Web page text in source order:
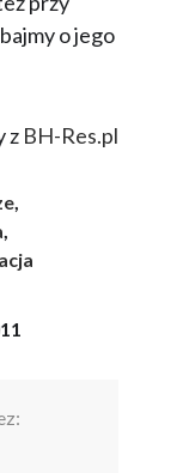
o jego
z BH-Res.pl
,
,